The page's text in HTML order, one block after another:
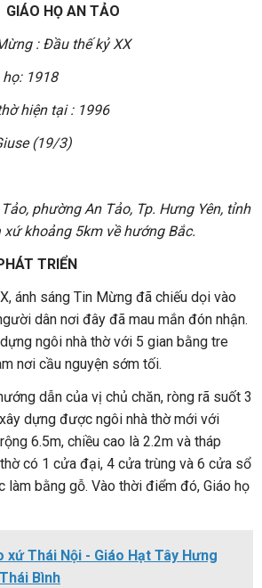
GIÁO HỌ AN TẢO
: Đầu thế kỷ XX
1918
hiện tại : 1996
(19/3)
phường An Tảo, Tp. Hưng Yên, tỉnh
xứ khoảng 5km về hướng Bắc.
TRIỂN
ánh sáng Tin Mừng đã chiếu dọi vào
dân nơi đây đã mau mắn đón nhận.
ngôi nhà thờ với 5 gian bằng tre
nơi cầu nguyện sớm tối.
dẫn của vị chủ chăn, ròng rã suốt 3
dựng được ngôi nhà thờ mới với
6.5m, chiều cao là 2.2m và tháp
có 1 cửa đại, 4 cửa trùng và 6 cửa sổ
làm bằng gỗ. Vào thời điểm đó, Giáo họ
xứ Thái Nội - Giáo Hạt Tây Hưng
Bình